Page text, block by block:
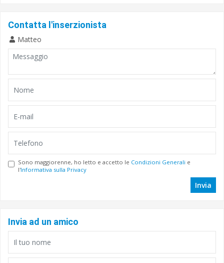
Contatta l'inserzionista
Matteo
Sono maggiorenne, ho letto e accetto le Condizioni Generali e
l'Informativa sulla Privacy
Invia
Invia ad un amico